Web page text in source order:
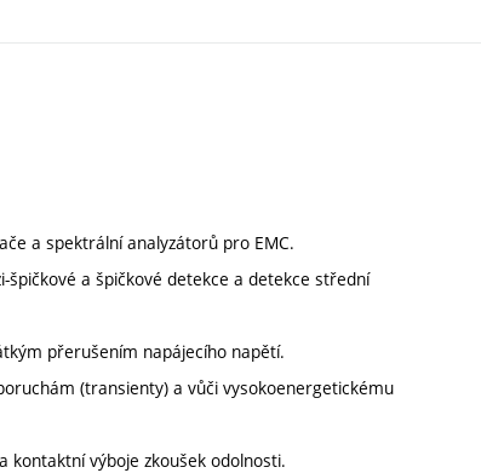
a spektrální analyzátorů pro EMC.
špičkové a špičkové detekce a detekce střední
přerušením napájecího napětí.
(transienty) a vůči vysokoenergetickému
kontaktní výboje zkoušek odolnosti.